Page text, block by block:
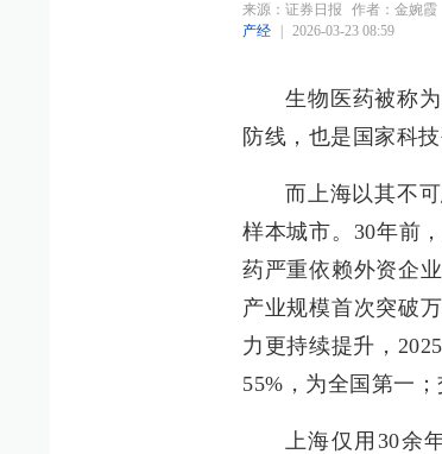
来源： 证券日报
作者：金婉霞
产经
2026-03-23 08:59
生物医药被称
防线，也是国家科
而上海以其不
样本城市。30年前
药严重依赖外资企
产业规模首次突破
力更持续提升，
55%，为全国第一
上海仅用30余